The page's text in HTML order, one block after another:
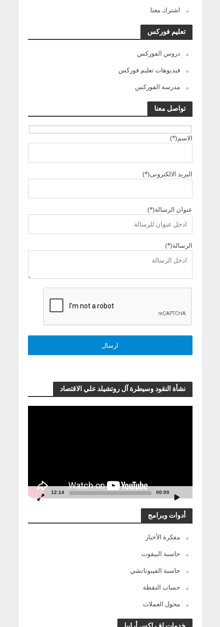
اشترك معنا
تعليم فوركس
دروس الفوركس
فيديوهات تعليم فوركس
مدرسة الفوركس
تواصل معنا
الاسم(*)
البريد الالكترونى(*)
عنوان الرسالة(*)
الرسالة(*)
نشأة النقود وسيطرة آل روتشيلد علي الاقتصاد
00:00
12:14
أدوات وبرامج
مفكرة الأخبار
حاسبة البيفوت
حاسبة الفيبوناتشي
حساب النقطة
محول العملات